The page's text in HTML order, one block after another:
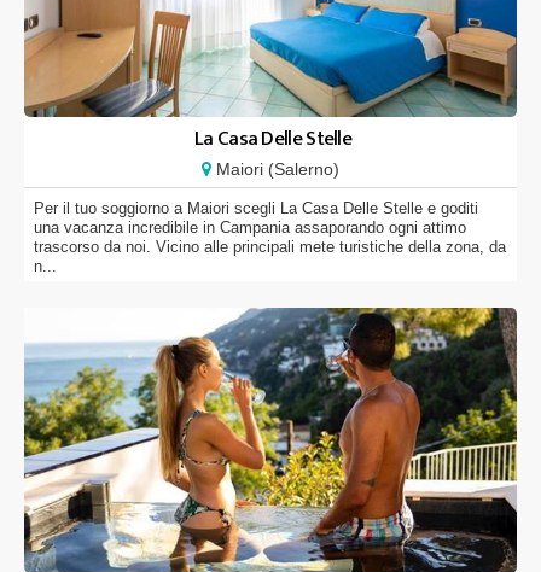
La Casa Delle Stelle
Maiori (Salerno)
Per il tuo soggiorno a Maiori scegli La Casa Delle Stelle e goditi
una vacanza incredibile in Campania assaporando ogni attimo
trascorso da noi. Vicino alle principali mete turistiche della zona, da
n...